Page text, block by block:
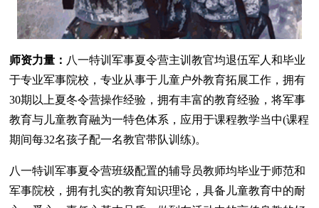
师资力量： 八一特训军事夏令营主训教官均退伍军人和毕业
于专业军事院校，专业从事于儿童户外教育拓展工作，拥有
30期以上夏冬令营操作经验，拥有丰富的教育经验，将军事
教育与儿童教育融为一特色体系，应用于课程教学当中(课程
期间每32名孩子配一名教官带队训练)。
八一特训军事夏令营班级配置的辅导员教师均毕业于师范和
军事院校，拥有扎实的教育知识理论，具备儿童教育中的耐